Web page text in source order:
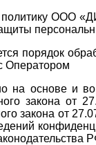
ООО
порядок
Оператором
на основе и во
закона
закона от